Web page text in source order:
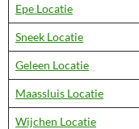
Epe Locatie
Sneek Locatie
Geleen Locatie
Maassluis Locatie
Wijchen Locatie